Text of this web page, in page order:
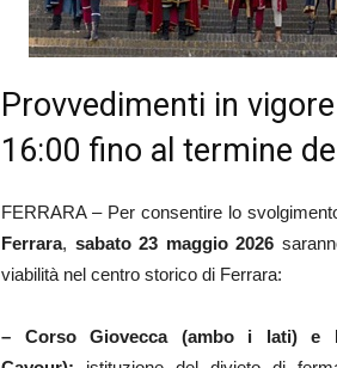
Provvedimenti in
16:00 fino al termine
FERRARA – Per consentire lo
Ferrara, sabato 23 maggio 2026
viabilità nel centro storico di Ferrara:
– Corso Giovecca (ambo i lati) e